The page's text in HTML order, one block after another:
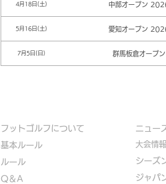
4月18日(土) 中部オープン
5月16日(土) 愛知オープン
7月5日(日) 群馬板倉オープン
フットゴルフについて
基本ルール
ルール
Q＆A
ニュー
大会情報
シーズ
ジャパ